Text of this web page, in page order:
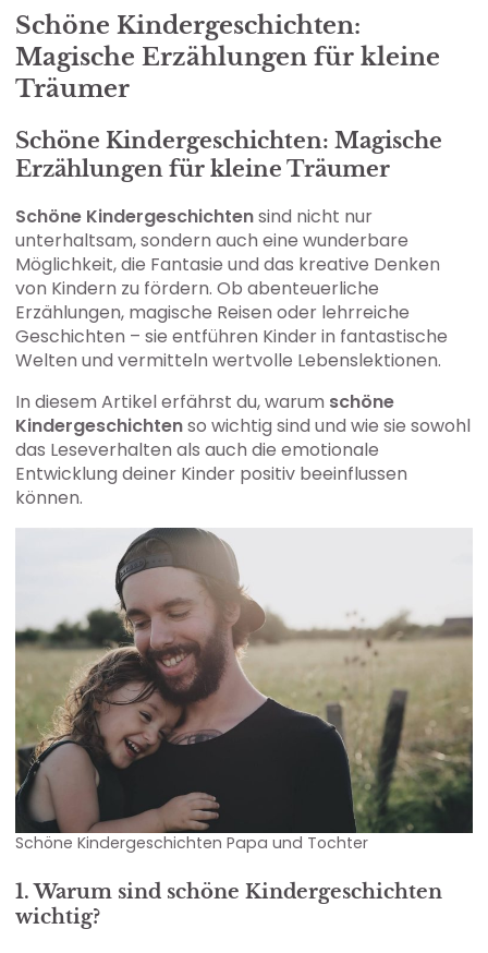
Schöne Kindergeschichten:
Magische Erzählungen für kleine
Träumer
Schöne Kindergeschichten: Magische
Erzählungen für kleine Träumer
Schöne Kindergeschichtensind nicht nur
unterhaltsam, sondern auch eine wunderbare
Möglichkeit, die Fantasie und das kreative Denken
von Kindern zu fördern. Ob abenteuerliche
Erzählungen, magische Reisen oder lehrreiche
Geschichten – sie entführen Kinder in fantastische
Welten und vermitteln wertvolle Lebenslektionen.
In diesem Artikel erfährst du, warum schöne
Kindergeschichtenso wichtig sind und wie sie sowohl
das Leseverhalten als auch die emotionale
Entwicklung deiner Kinder positiv beeinflussen
können.
Schöne Kindergeschichten Papa und Tochter
1. Warum sind schöne Kindergeschichten
wichtig?